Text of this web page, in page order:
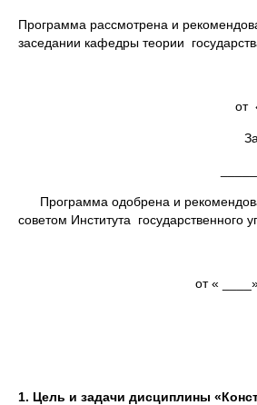
Программа рассмотрена и
заседании кафедры теории
от
Программа одобрена и
советом Института государственного
от «
1. Цель и задачи дисциплины